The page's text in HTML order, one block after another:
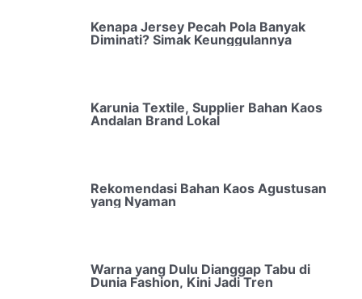
Kenapa Jersey Pecah Pola Banyak
Diminati? Simak Keunggulannya
Karunia Textile, Supplier Bahan Kaos
Andalan Brand Lokal
Rekomendasi Bahan Kaos Agustusan
yang Nyaman
Warna yang Dulu Dianggap Tabu di
Dunia Fashion, Kini Jadi Tren